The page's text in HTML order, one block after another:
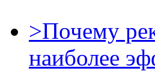
>Почему
наиболее